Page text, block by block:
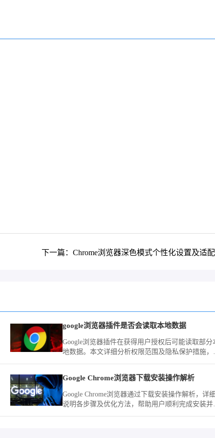
下一篇：Chrome浏览器深色模式个性化设置及适
google浏览器插件是否会读取本地数据
Google浏览器插件在获得用户授权后可能读取部分
地数据。本文详细分析权限范围及隐私保护措施，
Google Chrome浏览器下载安装操作解析
Google Chrome浏览器通过下载安装操作解析，详
说明各步骤及优化方法，帮助用户顺利完成安装并